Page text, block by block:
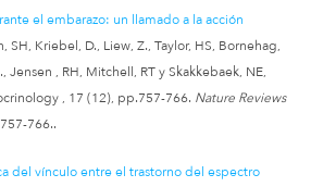
el embarazo: un llamado a la acción
SH, Kriebel, D., Liew, Z., Taylor, HS, Bornehag,
Jensen , RH, Mitchell, RT y Skakkebaek, NE,
, 17 (12), pp.757-766. Nature Reviews
766..
del vínculo entre el trastorno del espectro